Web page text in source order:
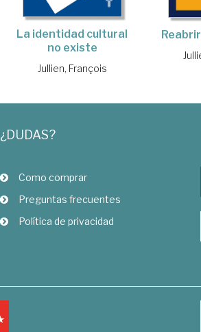
La identidad cultural
no existe
Jullien, François
¿DUDAS?
Como comprar
Preguntas frecuentes
Política de privacidad